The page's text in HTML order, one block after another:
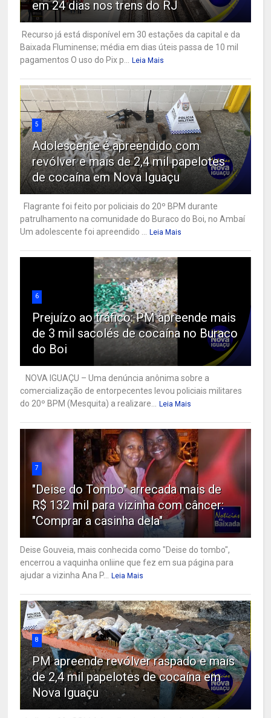
em 24 dias nos trens do RJ
Recurso já está disponível em 30 estações da capital e da
Baixada Fluminense; média em dias úteis passa de 10 mil
pagamentos O uso do Pix p...
Leia Mais
5
Adolescente é apreendido com
revólver e mais de 2,4 mil papelotes
de cocaína em Nova Iguaçu
Flagrante foi feito por policiais do 20º BPM durante
patrulhamento na comunidade do Buraco do Boi, no Ambaí
Um adolescente foi apreendido ...
Leia Mais
6
Prejuízo ao tráfico: PM apreende mais
de 3 mil sacolés de cocaína no Buraco
do Boi
NOVA IGUAÇU – Uma denúncia anônima sobre a
comercialização de entorpecentes levou policiais militares
do 20º BPM (Mesquita) a realizare...
Leia Mais
7
"Deise do Tombo" arrecada mais de
R$ 132 mil para vizinha com câncer:
"Comprar a casinha dela"
Deise Gouveia, mais conhecida como "Deise do tombo",
encerrou a vaquinha onliine que fez em sua página para
ajudar a vizinha Ana P...
Leia Mais
8
PM apreende revólver raspado e mais
de 2,4 mil papelotes de cocaína em
Nova Iguaçu